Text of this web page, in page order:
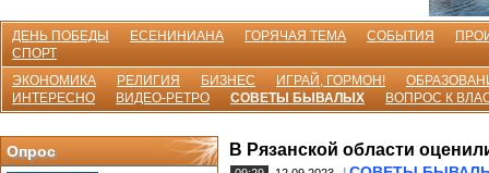
ДЕНЬ ПОБЕДЫ ЕСЕНИНИАНА ГОРЯЧАЯ ТЕМА СОБЫТИЯ
СПОРТ
ЭКОНОМИКА
РЕЛИГИЯ БИЗНЕС ИГРАЙ, ГОРМОН!
ИНТЕРЕСНО
ВИДЕО-РЕТРО СОВЕТЫ БЫВАЛЫХ ВОПРОС К
Опрос В Рязанской области